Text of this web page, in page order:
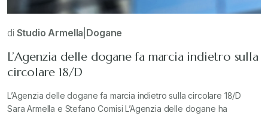
di Studio Armella Dogane
L’Agenzia delle dogane fa marcia indietro sulla
circolare 18/D
L’Agenzia delle dogane fa marcia indietro sulla circolare 18/D
Sara Armella e Stefano Comisi L’Agenzia delle dogane ha